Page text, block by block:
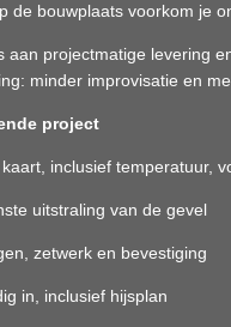
de bouwplaats voorkom je
aan projectmatige levering
minder improvisatie en
project
inclusief temperatuur,
uitstraling van de gevel
zetwerk en bevestiging
in, inclusief hijsplan